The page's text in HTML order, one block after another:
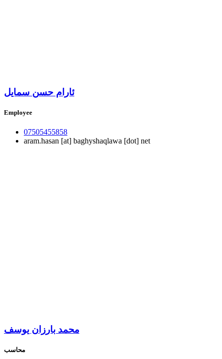
ئارام حسن سمایل
Employee
07505455858
aram.hasan [at] baghyshaqlawa [dot] net
محمد بارزان یوسف
محاسب